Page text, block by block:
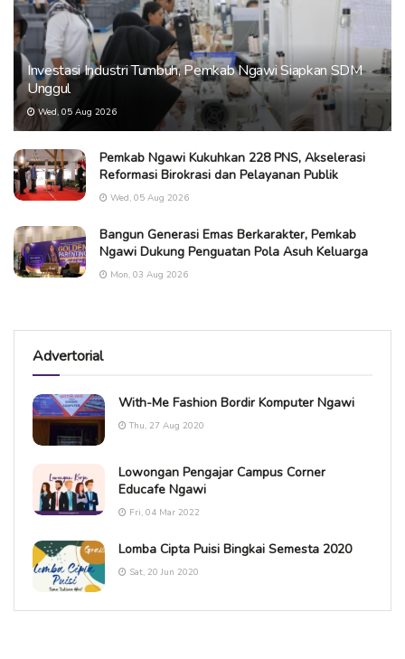
Investasi Industri Tumbuh, Pemkab Ngawi Siapkan SDM
Unggul
Wed, 05 Aug 2026
Pemkab Ngawi Kukuhkan 228 PNS, Akselerasi
Reformasi Birokrasi dan Pelayanan Publik
Wed, 05 Aug 2026
Bangun Generasi Emas Berkarakter, Pemkab
Ngawi Dukung Penguatan Pola Asuh Keluarga
Mon, 03 Aug 2026
Advertorial
With-Me Fashion Bordir Komputer Ngawi
Thu, 27 Aug 2020
Lowongan Pengajar Campus Corner
Educafe Ngawi
Fri, 04 Mar 2022
Lomba Cipta Puisi Bingkai Semesta 2020
Sat, 20 Jun 2020